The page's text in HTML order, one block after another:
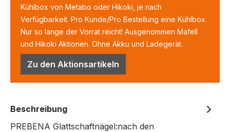
Kühlbox von Metabo oder Hikoki, je nach
Verfügbarkeit. Pro Kunde/Pro Bestellung eine Kühlbox.
Nur so lange der Vorrat reicht! Ausgenommen Mafell
und Hikoki Aktionen. Ohne Akku und Ladegerät.
Zu den Aktionsartikeln
Beschreibung
PREBENA Glattschaftnägel:nach den